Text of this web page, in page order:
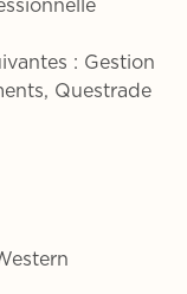
: Gestion
Questrade